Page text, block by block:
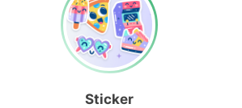
Sticker